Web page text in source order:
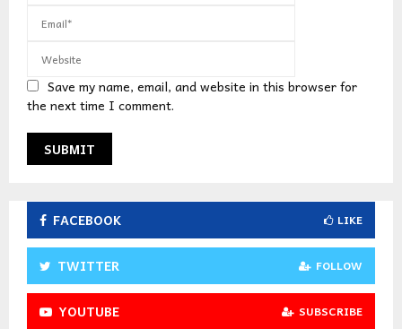
Save my name, email, and website in this browser for
the next time I comment.
FACEBOOK LIKE
TWITTER FOLLOW
YOUTUBE SUBSCRIBE